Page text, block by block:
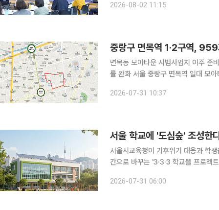
창업가 50팀이 지난달 31일 오리엔
2026-08-02 11:15
중랑구 면목역 1·2구역,
면목동 모아타운 시범사업지 이주 준
률 완화 서울 중랑구 면목역 일대 모아타운 정비사업이 사업시행계획인가를 받으면서 최고 37층,
사업 구역 내 면목역1구역과 면목역2
2026-07-31 10:37
서울 학교에 '도심숲' 조성한
서울시교육청이 기후위기 대응과 학
간으로 바꾸는 '3·3·3 학교뜰 프로젝트'를 추진한다. 서울시교육청은
2026-07-31 06:00